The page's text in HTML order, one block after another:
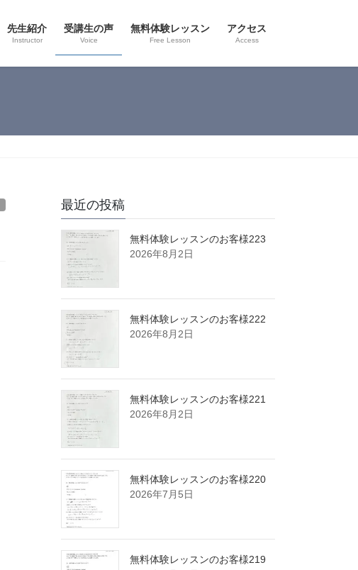
先生紹介
Instructor
受講生の声
Voice
無料体験レッスン
Free Lesson
アクセス
Access
最近の投稿
無料体験レッスンのお客様223
2026年8月2日
無料体験レッスンのお客様222
2026年8月2日
無料体験レッスンのお客様221
2026年8月2日
無料体験レッスンのお客様220
2026年7月5日
無料体験レッスンのお客様219